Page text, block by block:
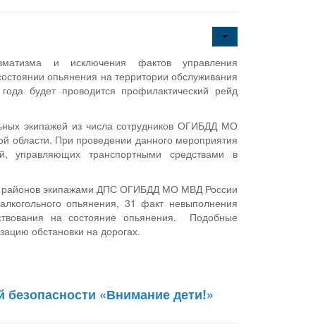
и исключения фактов управления
опьянения на территории обслуживания
будет проводится профилактический рейд
экипажей из числа сотрудников ОГИБДД МО
При проведении данного мероприятия
управляющих транспортными средствами в
районов экипажами ДПС ОГИБДД МО МВД России
опьянения, 31 факт невыполнения
на состояние опьянения. Подобные
обстановки на дорогах.
«Внимание дети!»